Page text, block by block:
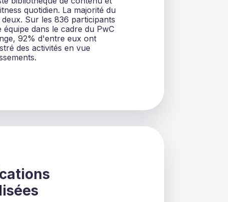
quotidien. La majorité du
Sur les 836 participants
dans le cadre du PwC
92% d'entre eux ont
des activités en vue